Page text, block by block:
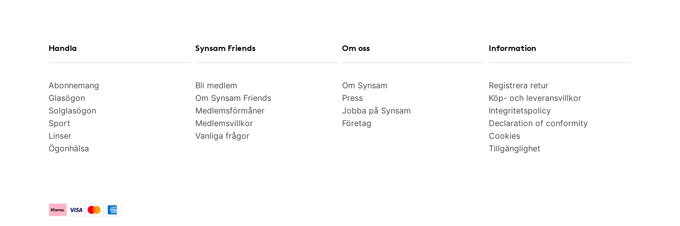
Handla
Abonnemang
Glasögon
Solglasögon
Sport
Linser
Ögonhälsa
Synsam Friends
Bli medlem
Om Synsam Friends
Medlemsförmåner
Medlemsvillkor
Vanliga frågor
Om oss
Om Synsam
Press
Jobba på Synsam
Företag
Information
Registrera retur
Köp- och leveransvillkor
Integritetspolicy
Declaration of conformity
Cookies
Tillgänglighet
KlarnaVisa MastercardAmerican Express